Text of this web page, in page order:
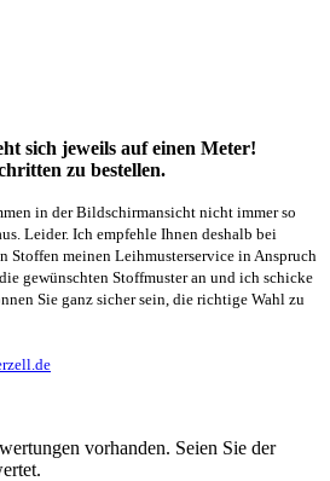
sich jeweils auf einen Meter!
zu bestellen.
in der Bildschirmansicht nicht immer so
Leider. Ich empfehle Ihnen deshalb bei
Stoffen meinen Leihmusterservice in Anspruch
gewünschten Stoffmuster an und ich schicke
Sie ganz sicher sein, die richtige Wahl zu
vorhanden. Seien Sie der